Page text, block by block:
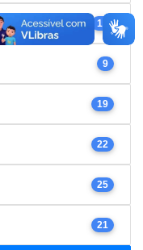
17
9
19
22
25
21